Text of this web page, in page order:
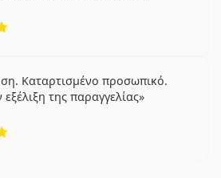
Καταρτισμένο προσωπικό.
της παραγγελίας